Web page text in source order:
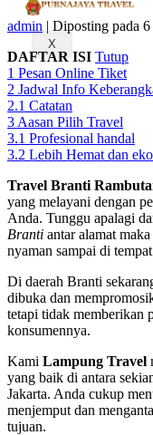
X
admin | Diposting pada 6
DAFTAR ISI Tutup
1 Pesan Online Tiket
2 Jadwal Info
2.1 Catatan
3 Aasan Pilih Travel
3.1 Profesional handal
3.2 Lebih Hemat dan
Travel Branti
yang melayani dengan
Anda. Tunggu apalagi
Branti antar alamat
nyaman sampai di
Di daerah Branti
dibuka dan
tetapi tidak memberikan
konsumennya.
Kami Lampung Travel
yang baik di antara
Jakarta. Anda cukup
menjemput dan
tujuan.